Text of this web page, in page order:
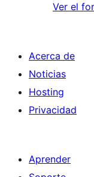
Ver el
Acerca de
Noticias
Hosting
Privacidad
Aprender